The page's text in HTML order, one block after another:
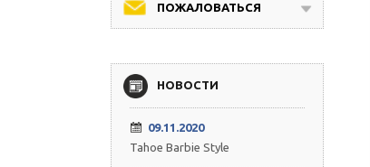
ПОЖАЛОВАТЬСЯ
НОВОСТИ
09.11.2020
Tahoe Barbie Style